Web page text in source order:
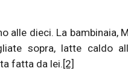
alle dieci. La bambinaia,
sopra, latte caldo
fatta da lei. [2]